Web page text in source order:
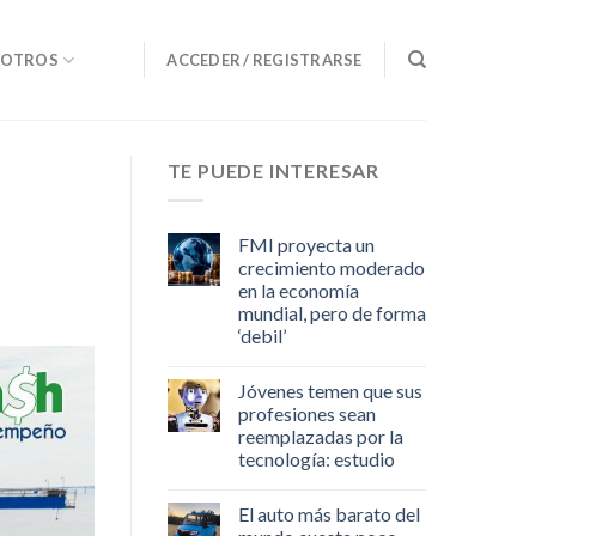
OTROS ACCEDER / REGISTRARSE
TE PUEDE INTERESAR
FMI proyecta un
crecimiento moderado
en la economía
mundial, pero de forma
‘debil’
Jóvenes temen que sus
profesiones sean
reemplazadas por la
tecnología: estudio
El auto más barato del